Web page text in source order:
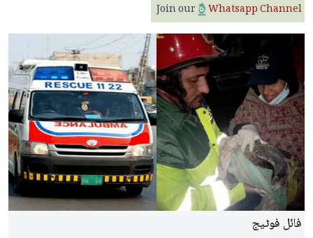
Join our Whatsapp Channel
فائل فوٹیج